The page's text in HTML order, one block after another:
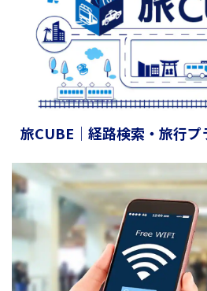
旅CUBE│経路検索・旅行プ